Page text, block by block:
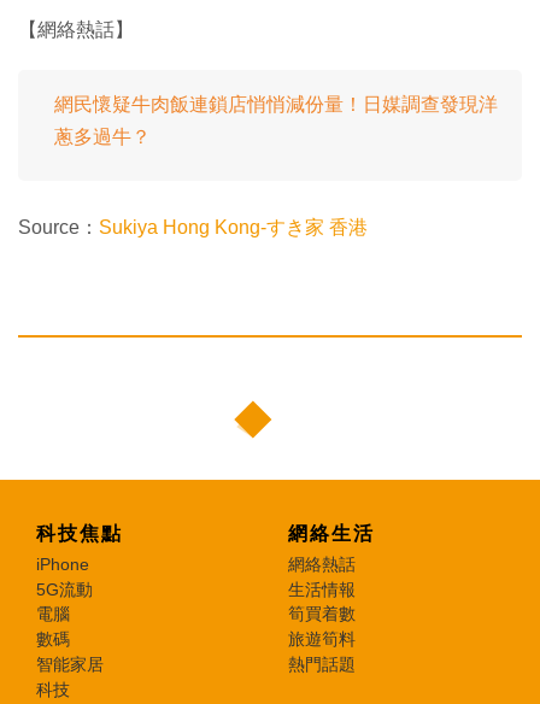
【網絡熱話】
網民懷疑牛肉飯連鎖店悄悄減份量！日媒調查發現洋
蔥多過牛？
Source： Sukiya Hong Kong-すき家 香港
科技焦點
iPhone
5G流動
電腦
數碼
智能家居
科技
網絡生活
網絡熱話
生活情報
筍買着數
旅遊筍料
熱門話題